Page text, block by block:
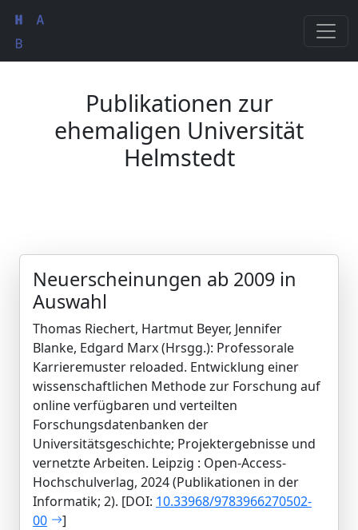
Publikationen zur
ehemaligen Universität
Helmstedt
Neuerscheinungen ab 2009 in
Auswahl
Thomas Riechert, Hartmut Beyer, Jennifer
Blanke, Edgard Marx (Hrsgg.): Professorale
Karrieremuster reloaded. Entwicklung einer
wissenschaftlichen Methode zur Forschung auf
online verfügbaren und verteilten
Forschungsdatenbanken der
Universitätsgeschichte; Projektergebnisse und
vernetzte Arbeiten. Leipzig : Open-Access-
Hochschulverlag, 2024 (Publikationen in der
Informatik; 2). [DOI: 10.33968/9783966270502-
00
]